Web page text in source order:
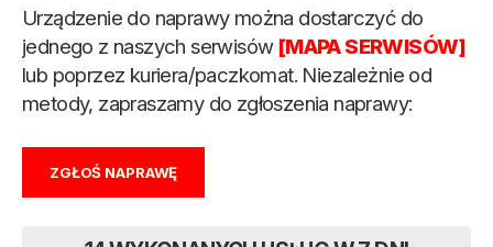
Urządzenie do naprawy można dostarczyć do
jednego z naszych serwisów [MAPA SERWISÓW]
lub poprzez kuriera/paczkomat. Niezależnie od
metody, zapraszamy do zgłoszenia naprawy:
ZGŁOŚ NAPRAWĘ